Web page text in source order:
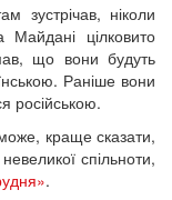
зустрічав, ніколи
цілковито
що вони будуть
Раніше вони
російською.
краще сказати,
спільноти,
.